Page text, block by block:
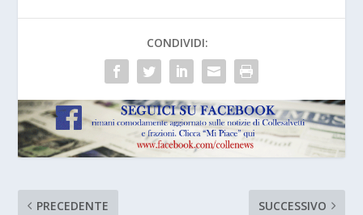
CONDIVIDI:
PRECEDENTE SUCCESSIVO